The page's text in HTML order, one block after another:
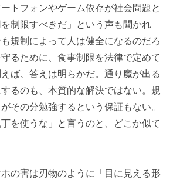
トフォンやゲーム依存が社会問題と
制限すべきだ」という声も聞かれ
規制によって人は健全になるのだろ
るために、食事制限を法律で定めて
ば、答えは明らかだ。通り魔が出る
るのも、本質的な解決ではない。規
その分勉強するという保証もない。
丁を使うな」と言うのと、どこか似て
の害は刃物のように「目に見える形